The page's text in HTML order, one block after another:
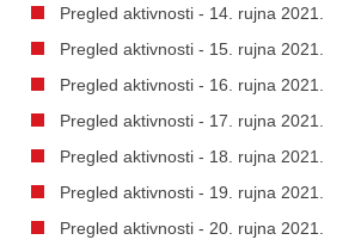
Pregled aktivnosti - 14. rujna 2021.
Pregled aktivnosti - 15. rujna 2021.
Pregled aktivnosti - 16. rujna 2021.
Pregled aktivnosti - 17. rujna 2021.
Pregled aktivnosti - 18. rujna 2021.
Pregled aktivnosti - 19. rujna 2021.
Pregled aktivnosti - 20. rujna 2021.